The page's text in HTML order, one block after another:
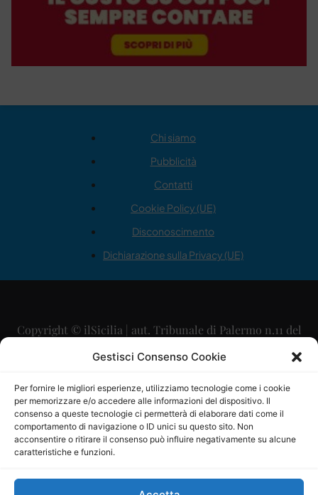
Gestisci Consenso Cookie
Per fornire le migliori esperienze, utilizziamo tecnologie come i cookie
per memorizzare e/o accedere alle informazioni del dispositivo. Il
consenso a queste tecnologie ci permetterà di elaborare dati come il
comportamento di navigazione o ID unici su questo sito. Non
acconsentire o ritirare il consenso può influire negativamente su alcune
caratteristiche e funzioni.
Chi siamo
Pubblicità
Contatti
Cookie Policy (UE)
Disconoscimento
Dichiarazione sulla Privacy (UE)
Copyright © ilSicilia | aut. Tribunale di Palermo n.11 del
29/09/2015
Direttore Editoriale: Maurizio Scaglione
Direttore Responsabile: Maria Calabrese
P.IVA: 06334930820